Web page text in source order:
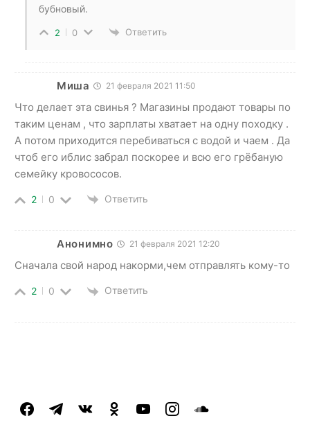
бубновый.
2 0 Ответить
Миша 21 февраля 2021 11:50
Что делает эта свинья ? Магазины продают товары по
таким ценам , что зарплаты хватает на одну походку .
А потом приходится перебиваться с водой и чаем . Да
чтоб его иблис забрал поскорее и всю его грёбаную
семейку кровососов.
2 0 Ответить
Анонимно 21 февраля 2021 12:20
Сначала свой народ накорми,чем отправлять кому-то
2 0 Ответить
facebooktelegramvkontakteodnoklassniki
youtubeinstagramsoundcloud